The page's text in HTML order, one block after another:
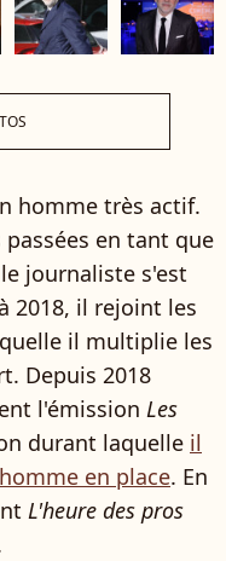
homme très actif.
en tant que
journaliste s'est
2018, il rejoint les
il multiplie les
Depuis 2018
l'émission Les
durant laquelle il
en place. En
L'heure des pros